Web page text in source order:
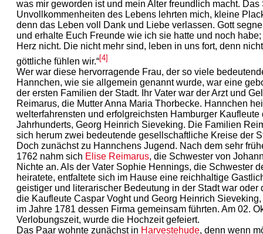
was mir geworden ist und mein Alter freundlich macht.
Unvollkommenheiten des Lebens lehrten mich, kleine
denn das Leben voll Dank und Liebe verlassen. Gott
und erhalte Euch Freunde wie ich sie hatte und noch
Herz nicht. Die nicht mehr sind, leben in uns fort, denn
göttliche fühlen wir.“[4]
Wer war diese hervorragende Frau, der so viele
Hannchen, wie sie allgemein genannt wurde, war eine
der ersten Familien der Stadt. Ihr Vater war der Arzt und
Reimarus, die Mutter Anna Maria Thorbecke. Hannchen
welterfahrensten und erfolgreichsten Hamburger
Jahrhunderts, Georg Heinrich Sieveking. Die Familien
sich herum zwei bedeutende gesellschaftliche Kreise der
Doch zunächst zu Hannchens Jugend. Nach dem sehr
1762 nahm sich Elise Reimarus, die Schwester von
Nichte an. Als der Vater Sophie Hennings, die Schwester
heiratete, entfaltete sich im Hause eine reichhaltige
geistiger und literarischer Bedeutung in der Stadt war oder
die Kaufleute Caspar Voght und Georg Heinrich
im Jahre 1781 dessen Firma gemeinsam führten. Am 02.
Verlobungszeit, wurde die Hochzeit gefeiert.
Das Paar wohnte zunächst in Harvestehude, denn wenn